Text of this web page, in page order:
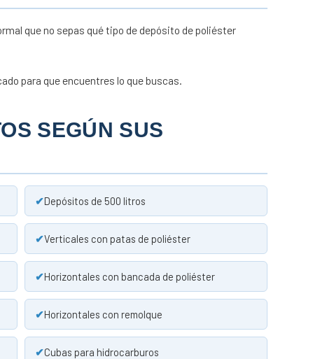
que no sepas qué tipo de depósito de poliéster
para que encuentres lo que buscas.
SEGÚN SUS
Depósitos de 500 litros
Verticales con patas de poliéster
Horizontales con bancada de poliéster
Horizontales con remolque
Cubas para hidrocarburos